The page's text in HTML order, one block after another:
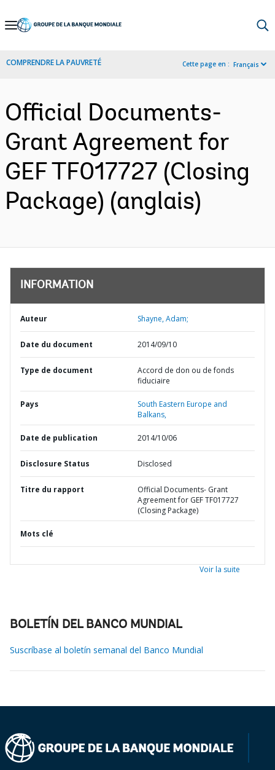
Skip
Navigation
COMPRENDRE LA PAUVRETÉ Cette page en : Français
Official Documents-
Grant Agreement for
GEF TF017727 (Closing
Package) (anglais)
INFORMATION
Auteur Shayne, Adam;
Date du document 2014/09/10
Type de document
Accord de don ou de fonds
fiduciaire
Pays
South Eastern Europe and
Balkans,
Date de publication 2014/10/06
Disclosure Status Disclosed
Titre du rapport
Official Documents- Grant
Agreement for GEF TF017727
(Closing Package)
Mots clé
Voir la suite
BOLETÍN DEL BANCO MUNDIAL
Suscríbase al boletín semanal del Banco Mundial